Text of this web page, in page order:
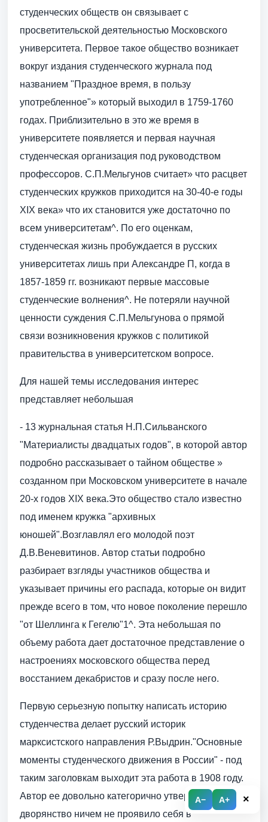
A− A+ ×
студенческих обществ он связывает с
просветительской деятельностью Московского
университета. Первое такое общество возникает
вокруг издания студенческого журнала под
названием "Праздное время, в пользу
употребленное"» который выходил в 1759-1760
годах. Приблизительно в это же время в
университете появляется и первая научная
студенческая организация под руководством
профессоров. С.П.Мельгунов считает» что расцвет
студенческих кружков приходится на 30-40-е годы
XIX века» что их становится уже достаточно по
всем университетам^. По его оценкам,
студенческая жизнь пробуждается в русских
университетах лишь при Александре П, когда в
1857-1859 гг. возникают первые массовые
студенческие волнения^. Не потеряли научной
ценности суждения С.П.Мельгунова о прямой
связи возникновения кружков с политикой
правительства в университетском вопросе.
Для нашей темы исследования интерес
представляет небольшая
- 13 журнальная статья Н.П.Сильванского
"Материалисты двадцатых годов", в которой автор
подробно рассказывает о тайном обществе »
созданном при Московском университете в начале
20-х годов XIX века.Это общество стало известно
под именем кружка "архивных
юношей".Возглавлял его молодой поэт
Д.В.Веневитинов. Автор статьи подробно
разбирает взгляды участников общества и
указывает причины его распада, которые он видит
прежде всего в том, что новое поколение перешло
"от Шеллинга к Гегелю"1^. Эта небольшая по
объему работа дает достаточное представление о
настроениях московского общества перед
восстанием декабристов и сразу после него.
Первую серьезную попытку написать историю
студенчества делает русский историк
марксистского направления Р.Выдрин."Основные
моменты студенческого движения в России" - под
таким заголовкам выходит эта работа в 1908 году.
Автор ее довольно категорично утверждает, что
дворянство ничем не проявило себя в